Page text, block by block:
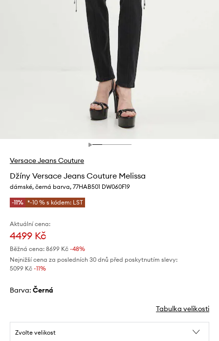
Versace Jeans Couture
Džíny Versace Jeans Couture Melissa
dámské, černá barva, 77HAB501 DW060F19
-11% *-10 % s kódem: LST
Aktuální cena:
4499 Kč
Běžná cena: 8699 Kč -48%
Nejnižší cena za posledních 30 dnů před poskytnutím slevy:
5099 Kč -11%
Barva: černá
Tabulka velikosti
Zvolte velikost